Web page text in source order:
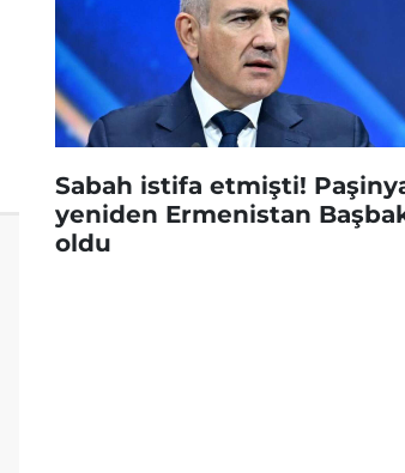
Sabah istifa etmişti!
yeniden Ermenistan
oldu